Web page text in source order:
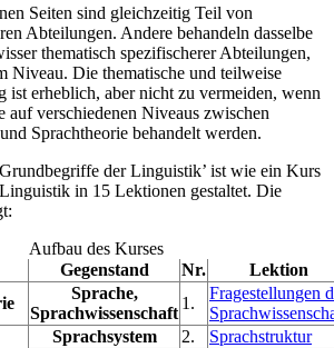
Seiten sind gleichzeitig Teil von
Abteilungen. Andere behandeln dasselbe
thematisch spezifischerer Abteilungen,
Niveau. Die thematische und teilweise
ist erheblich, aber nicht zu vermeiden, wenn
auf verschiedenen Niveaus zwischen
Sprachtheorie behandelt werden.
der Linguistik’ ist wie ein Kurs
in 15 Lektionen gestaltet. Die
Aufbau des Kurses
Gegenstand Nr.
Lektion
Sprache,
Sprachwissenschaft
1.
Fragestellungen
Sprachsystem 2. Sprachstruktur